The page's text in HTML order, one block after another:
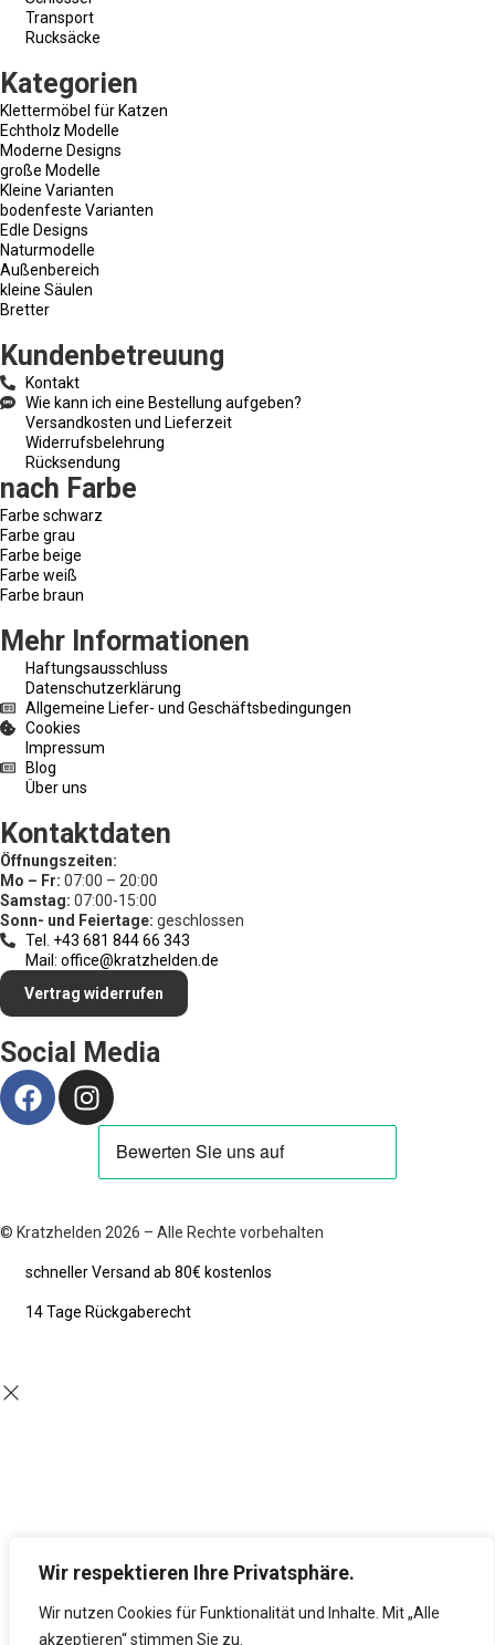
Wir respektieren Ihre Privatsphäre.
Wir nutzen Cookies für Funktionalität und Inhalte. Mit „Alle
akzeptieren“ stimmen Sie zu.
Transport
Rucksäcke
Kategorien
Klettermöbel für Katzen
Echtholz Modelle
Moderne Designs
große Modelle
Kleine Varianten
bodenfeste Varianten
Edle Designs
Naturmodelle
Außenbereich
kleine Säulen
Bretter
Kundenbetreuung
Kontakt
Wie kann ich eine Bestellung aufgeben?
Versandkosten und Lieferzeit
Widerrufsbelehrung
Rücksendung
nach Farbe
Farbe schwarz
Farbe grau
Farbe beige
Farbe weiß
Farbe braun
Mehr Informationen
Haftungsausschluss
Datenschutzerklärung
Allgemeine Liefer- und Geschäftsbedingungen
Cookies
Impressum
Blog
Über uns
Kontaktdaten
Öffnungszeiten:
Mo – Fr: 07:00 – 20:00
Samstag: 07:00-15:00
Sonn- und Feiertage: geschlossen
Tel. +43 681 844 66 343
Mail: office@kratzhelden.de
Vertrag widerrufen
Social Media
© Kratzhelden 2026 – Alle Rechte vorbehalten
schneller Versand ab 80€ kostenlos
14 Tage Rückgaberecht